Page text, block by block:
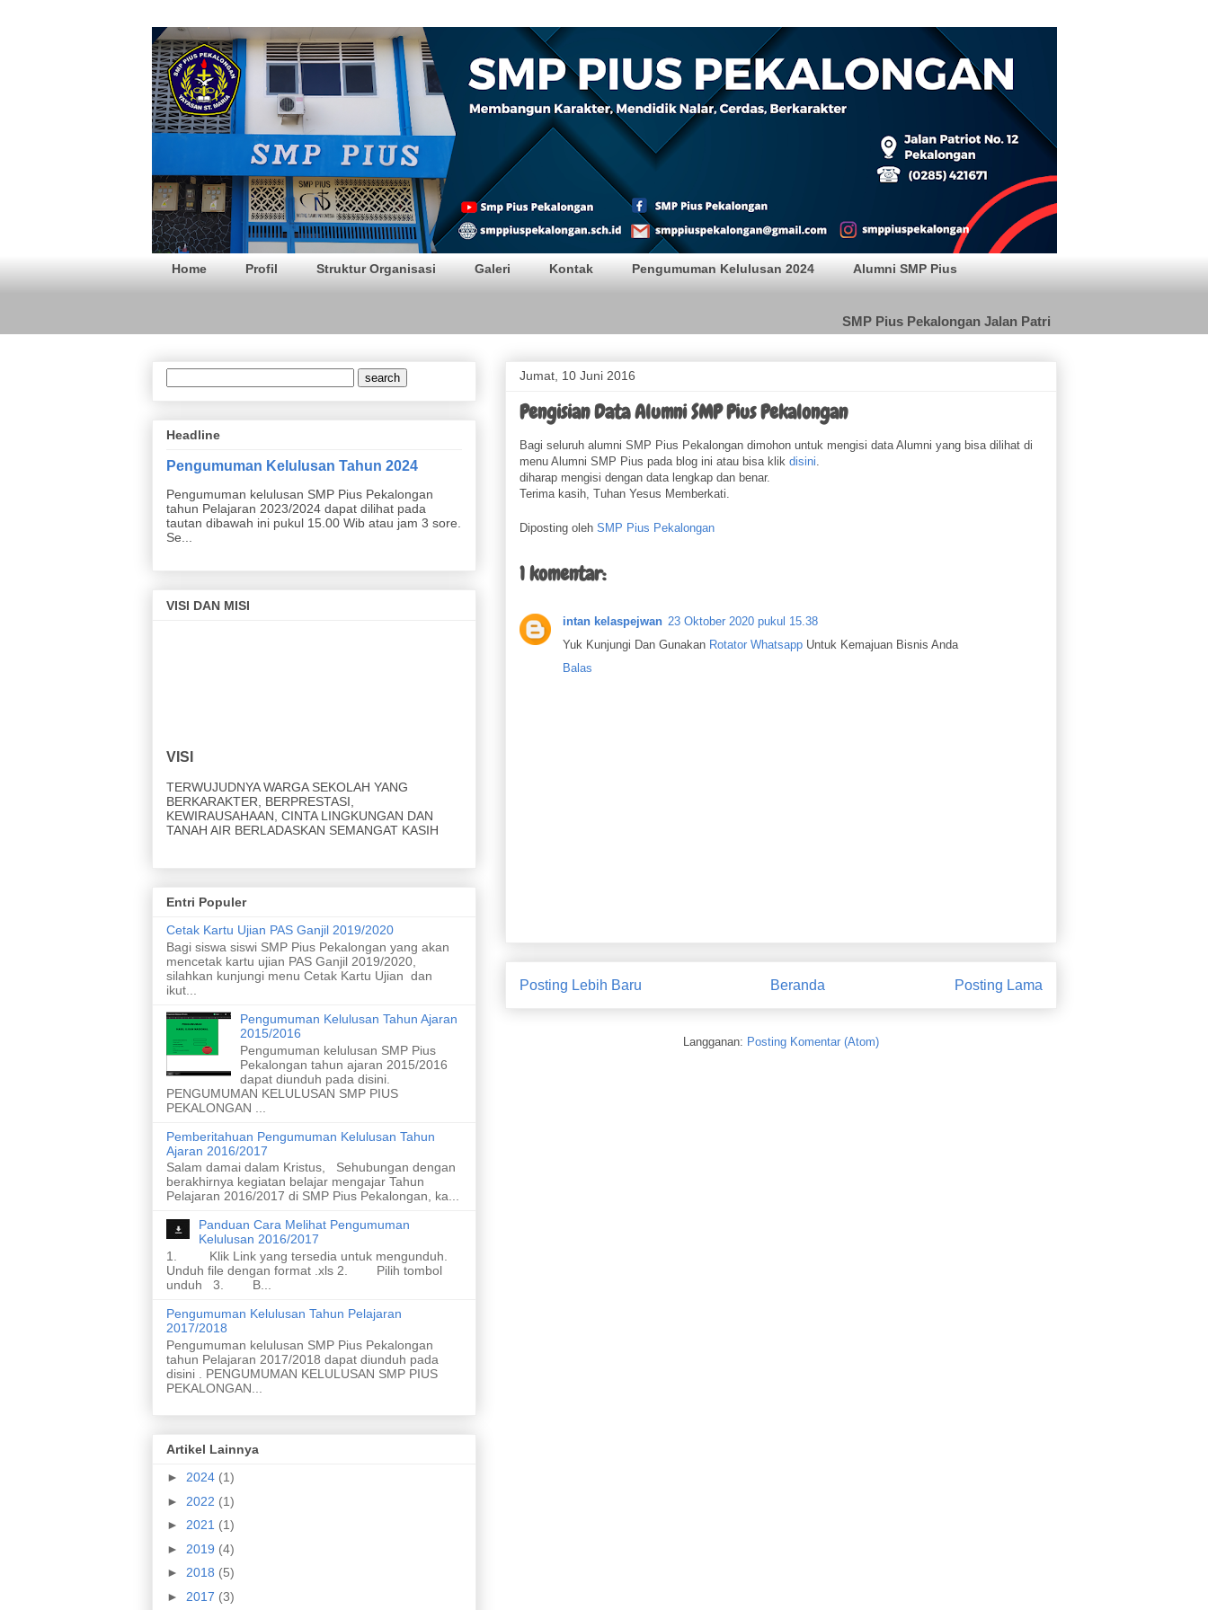
SMP PIUS Pekalongan
Home Profil Struktur Organisasi Galeri Kontak Pengumuman Kelulusan 2024 Alumni SMP Pius
SMP Pius Pekalongan Jalan Patriot 12 Pekalongan Telp.
Jumat, 10 Juni 2016
Pengisian Data Alumni SMP Pius Pekalongan
Bagi seluruh alumni SMP Pius Pekalongan dimohon untuk mengisi data Alumni yang bisa dilihat di
menu Alumni SMP Pius pada blog ini atau bisa klik disini
diharap mengisi dengan data lengkap dan benar.
Terima kasih, Tuhan Yesus Memberkati.
Diposting oleh SMP Pius Pekalongan
1 komentar:
intan kelaspejwan 23 Oktober 2020 pukul 15.38
Yuk Kunjungi Dan Gunakan Rotator Whatsapp Untuk Kemajuan Bisnis Anda
Balas
Posting Lebih Baru Posting Lama
Beranda
Langganan: Posting Komentar (Atom)
Headline
Pengumuman Kelulusan Tahun 2024
Pengumuman kelulusan SMP Pius Pekalongan
tahun Pelajaran 2023/2024 dapat dilihat pada
tautan dibawah ini pukul 15.00 Wib atau jam 3 sore.
Se...
VISI DAN MISI
BERKARAKTER, BERPRESTASI,
KEWIRAUSAHAAN, CINTA LINGKUNGAN DAN
TANAH AIR BERLADASKAN SEMANGAT KASIH
3. Membina persahabatan
5. Meraih prestasi nonakademik
6. Menghasilkan karya ramah lingkungan
7. Menghasilkan karya yang inovatif dari limbah
8. Merawat taman dan kebun
9. Meletakan sampah pada tempatnya
11. Menyanyikan lagu nasional dengan sikap yang
baik
Entri Populer
Cetak Kartu Ujian PAS Ganjil 2019/2020
Bagi siswa siswi SMP Pius Pekalongan yang akan
mencetak kartu ujian PAS Ganjil 2019/2020,
silahkan kunjungi menu Cetak Kartu Ujian dan
ikut...
Pengumuman Kelulusan Tahun Ajaran
2015/2016
Pengumuman kelulusan SMP Pius
Pekalongan tahun ajaran 2015/2016
dapat diunduh pada disini.
PENGUMUMAN KELULUSAN SMP PIUS
PEKALONGAN ...
Pemberitahuan Pengumuman Kelulusan Tahun
Ajaran 2016/2017
Salam damai dalam Kristus, Sehubungan dengan
berakhirnya kegiatan belajar mengajar Tahun
Pelajaran 2016/2017 di SMP Pius Pekalongan, ka...
Panduan Cara Melihat Pengumuman
Kelulusan 2016/2017
1. Klik Link yang tersedia untuk mengunduh.
Unduh file dengan format .xls 2. Pilih tombol
unduh 3. B...
Pengumuman Kelulusan Tahun Pelajaran
2017/2018
Pengumuman kelulusan SMP Pius Pekalongan
tahun Pelajaran 2017/2018 dapat diunduh pada
disini . PENGUMUMAN KELULUSAN SMP PIUS
PEKALONGAN...
Artikel Lainnya
► 2024 (1)
► 2022 (1)
► 2021 (1)
► 2019 (4)
► 2018 (5)
► 2017 (3)